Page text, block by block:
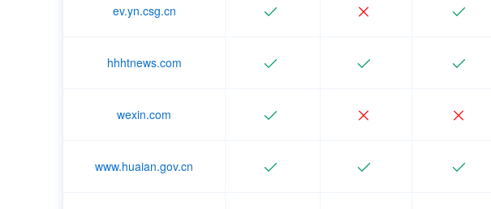
ev.yn.csg.cn
hhhtnews.com
wexin.com
www.huaian.gov.cn